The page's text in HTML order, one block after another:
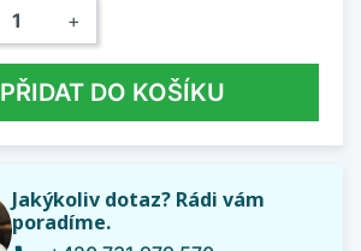
+
PŘIDAT DO KOŠÍKU
Jakýkoliv dotaz? Rádi vám
poradíme.